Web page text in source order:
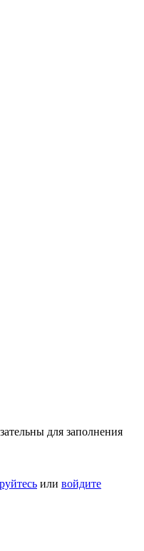
для заполнения
или войдите